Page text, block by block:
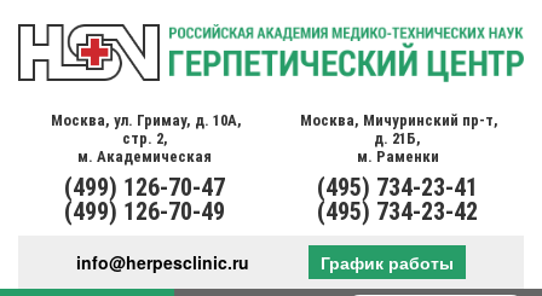
Москва, ул. Гримау, д. 10А,
стр. 2,
м. Академическая
(499) 126-70-47
(499) 126-70-49
Москва, Мичуринский пр-т,
д. 21Б,
м. Раменки
(495) 734-23-41
(495) 734-23-42
info@herpesclinic.ru График работы